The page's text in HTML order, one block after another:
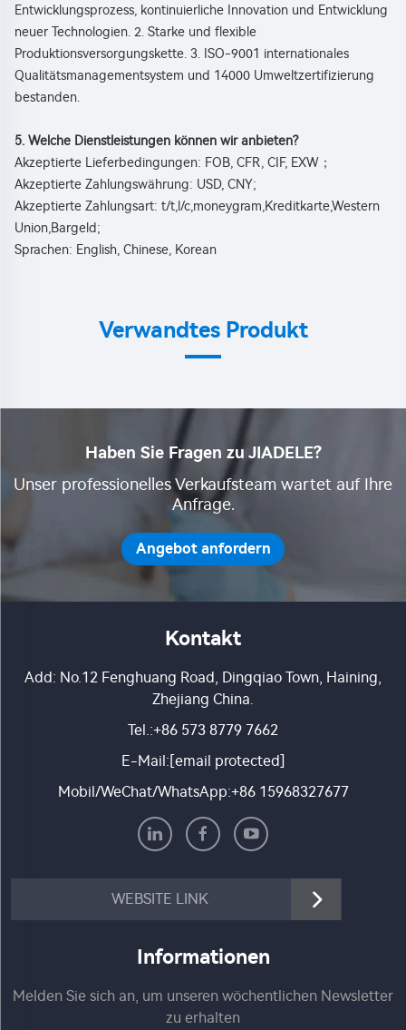
Entwicklungsprozess, kontinuierliche Innovation und Entwicklung
neuer Technologien. 2. Starke und flexible
Produktionsversorgungskette. 3. ISO-9001 internationales
Qualitätsmanagementsystem und 14000 Umweltzertifizierung
bestanden.
5. Welche Dienstleistungen können wir anbieten?
Akzeptierte Lieferbedingungen: FOB, CFR, CIF, EXW；
Akzeptierte Zahlungswährung: USD, CNY;
Akzeptierte Zahlungsart: t/t,l/c,moneygram,Kreditkarte,Western
Union,Bargeld;
Sprachen: English, Chinese, Korean
Verwandtes Produkt
Haben Sie Fragen zu JIADELE?
Unser professionelles Verkaufsteam wartet auf Ihre
Anfrage.
Angebot anfordern
Kontakt
Add: No.12 Fenghuang Road, Dingqiao Town, Haining,
Zhejiang China.
Tel.:+86 573 8779 7662
E-Mail:[email protected]
Mobil/WeChat/WhatsApp:+86 15968327677
WEBSITE LINK
Informationen
Melden Sie sich an, um unseren wöchentlichen Newsletter
zu erhalten